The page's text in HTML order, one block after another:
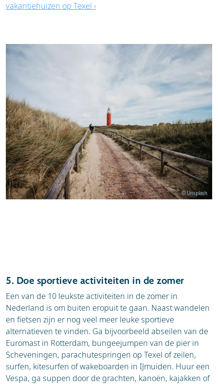
vakantiehuizen op Texel ›
© Unsplash
5. Doe sportieve activiteiten in de zomer
Een van de 10 leukste activiteiten in de zomer in
Nederland is om buiten eropuit te gaan. Naast wandelen
en fietsen zijn er nog veel meer leuke sportieve
alternatieven te vinden. Ga bijvoorbeeld abseilen van de
Euromast in Rotterdam, bungeejumpen van de pier in
Scheveningen, parachutespringen op Texel of zeilen,
surfen, kitesurfen of wakeboarden in IJmuiden. Huur een
Vespa, ga suppen door de grachten, kanoën, kajakken of